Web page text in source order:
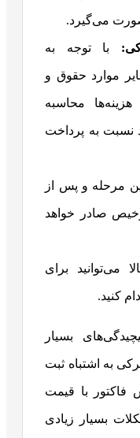
صورت می‌گیرد.
با توجه به
موارد حقوق و
محاسبه
نسبت به پرداخت
مرحله و پس از
صادر خواهد
می‌توانید برای
کنید.
بسیار
به اشتباه ثبت
فاکتور با قیمت
بسیار زیادی